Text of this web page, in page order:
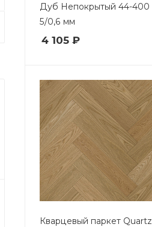
Дуб Непокрытый 44-400
5/0,6 мм
4 105 ₽
Кварцевый паркет Quartz